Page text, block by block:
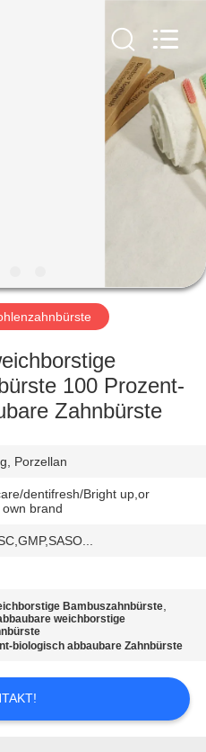
100 Prozent-
Zahnbürste
Porzellan
dentifresh/Bright up,or
brand
Bambuszahnbürste,
weichborstige
biologisch abbaubare Zahnbürste